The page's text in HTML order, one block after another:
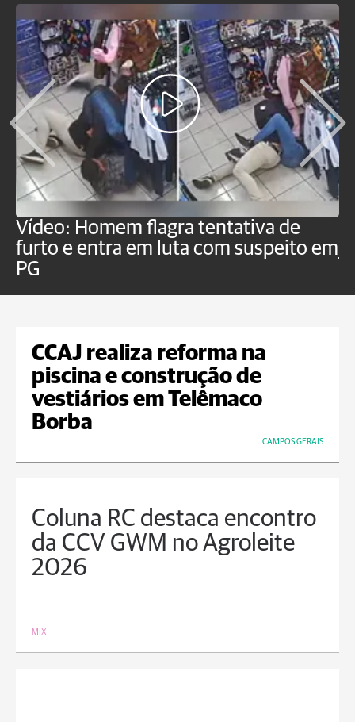
Vídeo: Homem flagra tentativa de
furto e entra em luta com suspeito em
PG
CCAJ realiza reforma na
piscina e construção de
vestiários em Telêmaco
Borba
CAMPOS GERAIS
Coluna RC destaca encontro
da CCV GWM no Agroleite
2026
MIX